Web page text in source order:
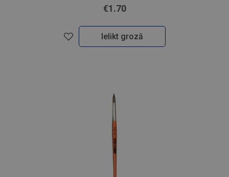
€1.70
Ielikt grozā